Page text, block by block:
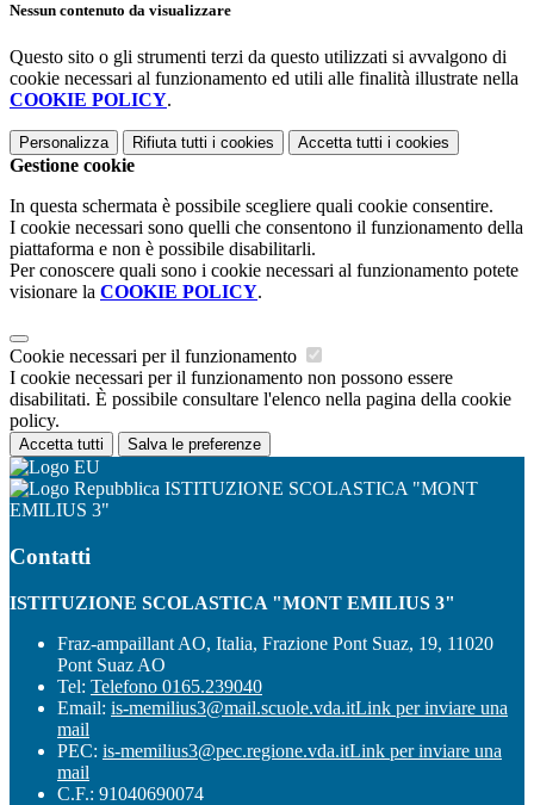
Nessun contenuto da visualizzare
Questo sito o gli strumenti terzi da questo utilizzati si avvalgono di
cookie necessari al funzionamento ed utili alle finalità illustrate nella
COOKIE POLICY.
Personalizza Rifiuta tutti i cookies Accetta tutti i cookies
Gestione cookie
In questa schermata è possibile scegliere quali cookie consentire.
I cookie necessari sono quelli che consentono il funzionamento della
piattaforma e non è possibile disabilitarli.
Per conoscere quali sono i cookie necessari al funzionamento potete
visionare la COOKIE POLICY.
Cookie necessari per il funzionamento
I cookie necessari per il funzionamento non possono essere
disabilitati. È possibile consultare l'elenco nella pagina della cookie
policy.
Accetta tutti Salva le preferenze
ISTITUZIONE SCOLASTICA "MONT
EMILIUS 3"
Contatti
ISTITUZIONE SCOLASTICA "MONT EMILIUS 3"
Fraz-ampaillant AO, Italia, Frazione Pont Suaz, 19, 11020
Pont Suaz AO
Tel: Telefono 0165.239040
Email: is-memilius3@mail.scuole.vda.itLink per inviare una
mail
PEC: is-memilius3@pec.regione.vda.itLink per inviare una
mail
C.F.: 91040690074